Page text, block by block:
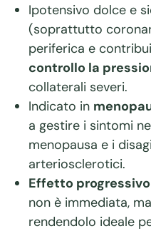
Ipotensivo dolce e
(soprattutto
periferica e
controllo la
collaterali severi.
Indicato in
a gestire i sintomi
menopausa e i
arteriosclerotici.
Effetto
non è immediata,
rendendolo ideale